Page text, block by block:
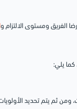
الفريق ومستوى الالتزام و
ثم يتم تحديد